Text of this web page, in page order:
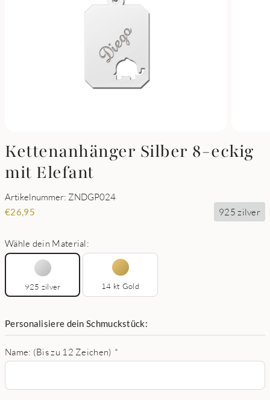
Kettenanhänger Silber 8-eckig
mit Elefant
Artikelnummer: ZNDGP024
€26,95 925 zilver
Wähle dein Material:
925 zilver 14 kt Gold
Personalisiere dein Schmuckstück:
Name: (Bis zu 12 Zeichen) *